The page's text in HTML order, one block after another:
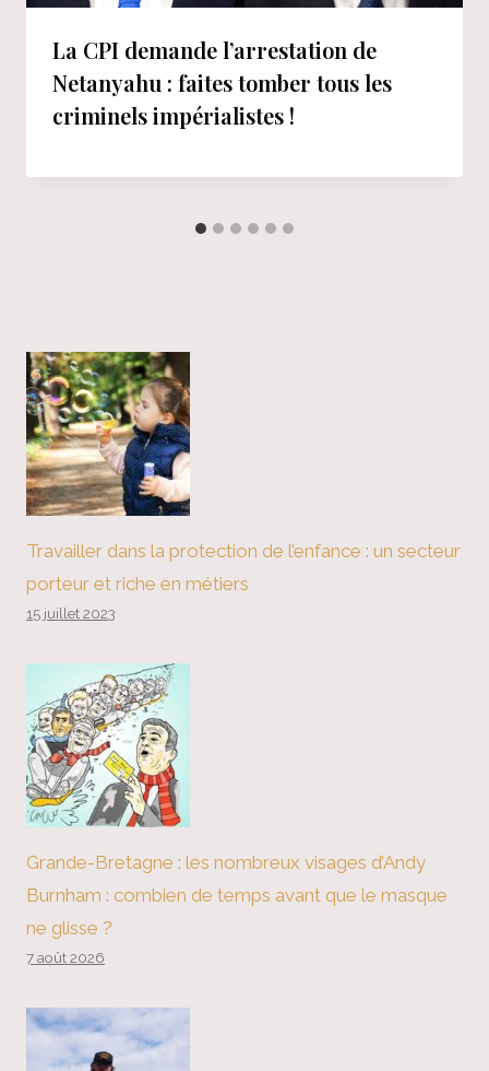
La CPI demande l’arrestation de
Netanyahu : faites tomber tous les
criminels impérialistes !
Travailler dans la protection de l’enfance : un secteur
porteur et riche en métiers
15 juillet 2023
Grande-Bretagne : les nombreux visages d’Andy
Burnham : combien de temps avant que le masque
ne glisse ?
7 août 2026